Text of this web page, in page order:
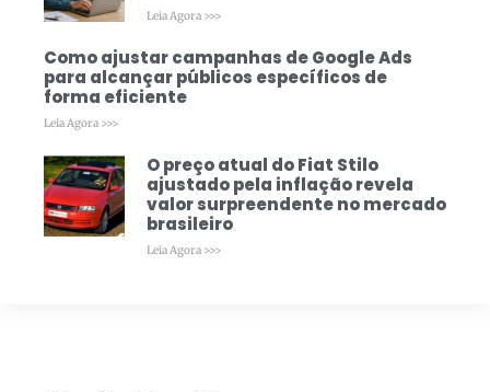
Leia Agora >>>
Como ajustar campanhas de Google Ads
para alcançar públicos específicos de
forma eficiente
Leia Agora >>>
O preço atual do Fiat Stilo
ajustado pela inflação revela
valor surpreendente no mercado
brasileiro
Leia Agora >>>